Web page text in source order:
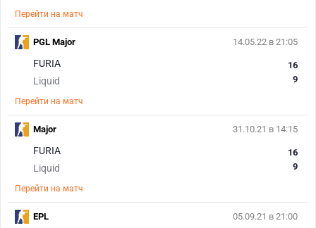
Перейти на матч
14.05.22 в 21:05
FURIA
Liquid
16
9
Перейти на матч
PGL Major
31.10.21 в 14:15
FURIA
Liquid
16
9
Перейти на матч
Major
05.09.21 в 21:00
EPL